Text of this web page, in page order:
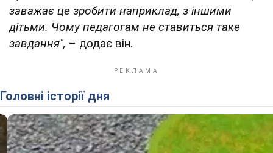
заважає це зробити наприклад, з іншими
дітьми. Чому педагогам не ставиться таке
завдання", – додає він.
Головні історії дня